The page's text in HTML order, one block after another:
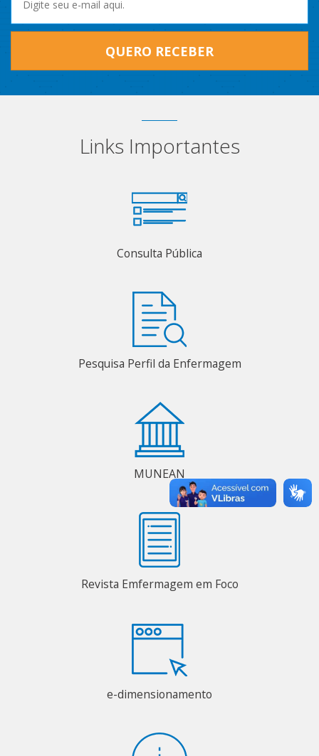
QUERO RECEBER
Links Importantes
Consulta Pública
Pesquisa Perfil da Enfermagem
MUNEAN
Revista Emfermagem em Foco
e-dimensionamento